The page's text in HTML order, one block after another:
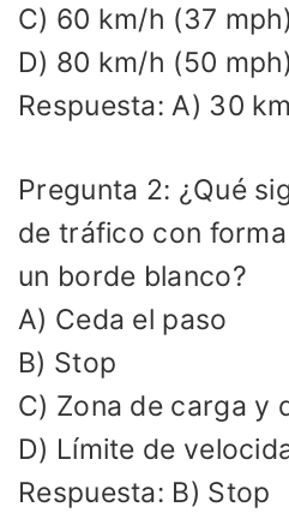
C) 60 km/h (37 mph)
D) 80 km/h (50 mph)
Respuesta: A) 30
Pregunta 2: ¿Qué
de tráfico con
un borde blanco?
A) Ceda el paso
B) Stop
C) Zona de carga y
D) Límite de
Respuesta: B) Stop